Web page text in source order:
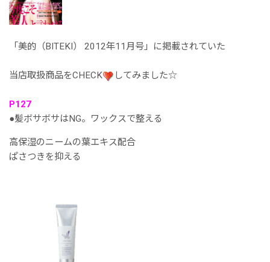
「美的（BITEKI） 2012年11月号」に掲載されていた
当店取扱商品をCHECK してみました☆
P127
●髪ボサボサはNG。ワックスで整える
高保湿のニームの葉エキス配合
ぱさつきを抑える